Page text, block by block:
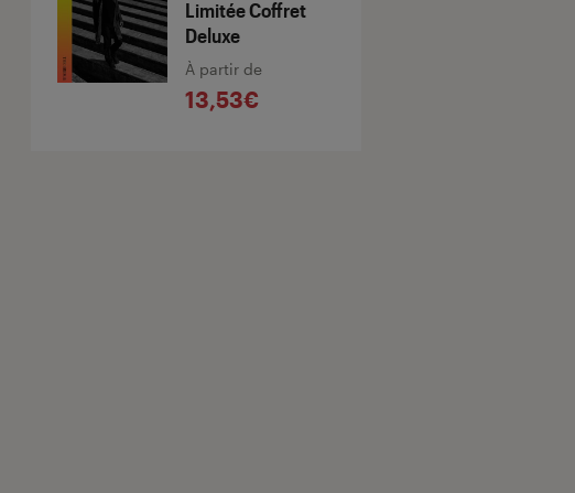
Limitée Coffret
Deluxe
À partir de
13,53€